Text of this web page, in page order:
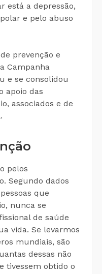
está a depressão,
e pelo abuso
prevenção e
Campanha
e se consolidou
apoio das
associados e de
pelos
Segundo dados
que
nunca se
de saúde
vida. Se levarmos
mundiais, são
dessas não
tivessem obtido o